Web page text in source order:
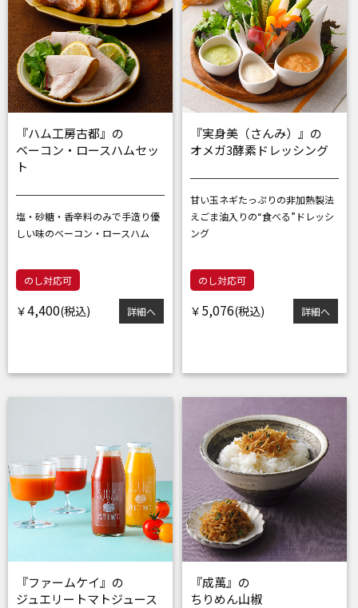
『ハム工房古都』の
ベーコン・ロースハムセッ
ト
塩・砂糖・香辛料のみで手造り優
しい味のベーコン・ロースハム
のし対応可
￥4,400 詳細へ
『実身美（さんみ）』の
オメガ3酵素ドレッシング
甘い玉ネギたっぷりの非加熱製法
えごま油入りの“食べる”ドレッシ
ング
のし対応可
￥ 5,076 詳細へ
『ファームケイ』の
ジュエリートマトジュース
『成萬』の
ちりめん山椒